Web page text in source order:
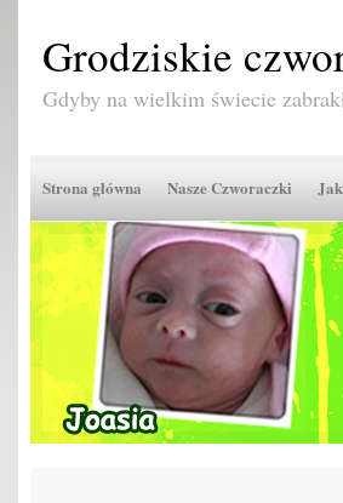
Grodziskie
Gdyby na wielkim świecie
Strona główna Nasze Czworaczki